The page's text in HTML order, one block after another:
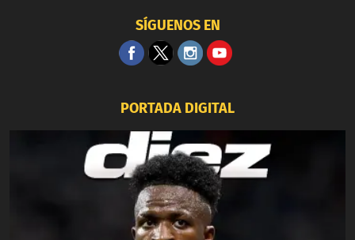
SÍGUENOS EN
PORTADA DIGITAL